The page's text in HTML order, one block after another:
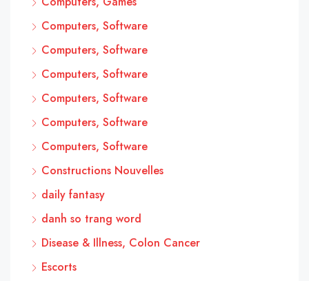
Computers, Software
Computers, Software
Computers, Software
Computers, Software
Computers, Software
Computers, Software
Constructions Nouvelles
daily fantasy
danh so trang word
Disease & Illness, Colon Cancer
Escorts